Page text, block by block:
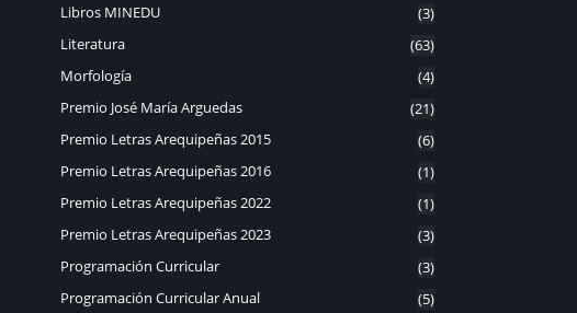
Libros MINEDU
(3)
Literatura
(63)
Morfología
(4)
Premio José María Arguedas
(21)
Premio Letras Arequipeñas 2015
(6)
Premio Letras Arequipeñas 2016
(1)
Premio Letras Arequipeñas 2022
(1)
Premio Letras Arequipeñas 2023
(3)
Programación Curricular
(3)
Programación Curricular Anual
(5)